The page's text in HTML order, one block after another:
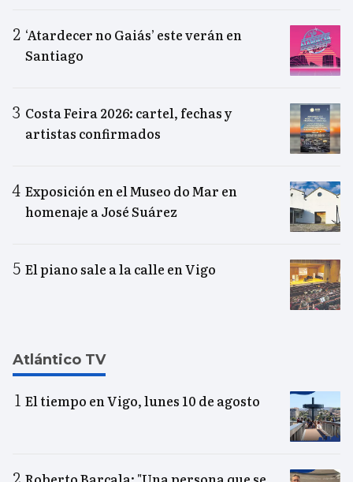
‘Atardecer no Gaiás’ este verán en
Santiago
Costa Feira 2026: cartel, fechas y
artistas confirmados
Exposición en el Museo do Mar en
homenaje a José Suárez
El piano sale a la calle en Vigo
Atlántico TV
El tiempo en Vigo, lunes 10 de agosto